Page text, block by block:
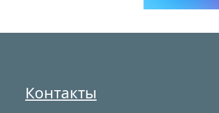
Контакты